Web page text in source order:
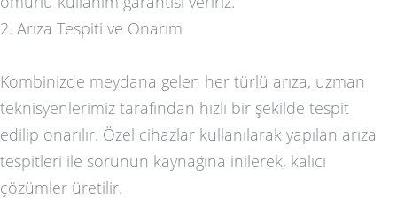
2. Arıza Tespiti ve Onarım
Kombinizde meydana gelen her türlü arıza, uzman
teknisyenlerimiz tarafından hızlı bir şekilde tespit
edilip onarılır. Özel cihazlar kullanılarak yapılan arıza
tespitleri ile sorunun kaynağına inilerek, kalıcı
çözümler üretilir.